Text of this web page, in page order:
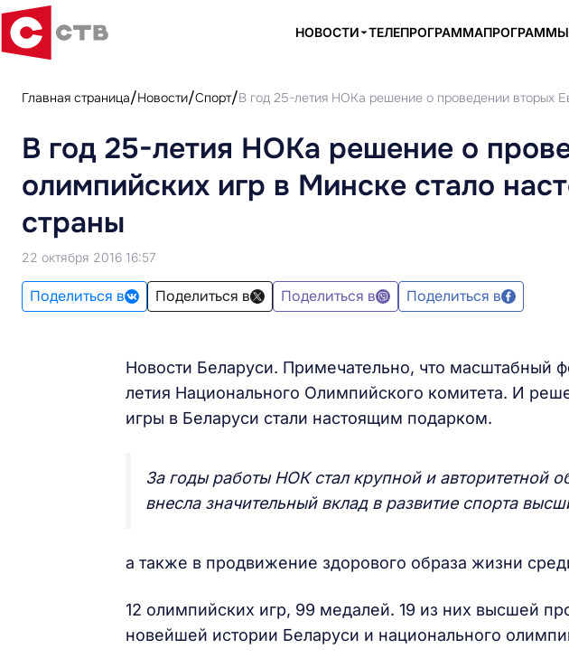
НОВОСТИ ТЕЛЕПРОГРАММАПРОГРАММЫ
Главная страница Новости Спорт В год 25-летия НОКа решение о проведении вторых
В год 25-летия НОКа решение о
олимпийских игр в Минске стало
страны
22 октября 2016 16:57
Поделиться в Поделиться в Поделиться в Поделиться в
Новости Беларуси. Примечательно, что масштабный
летия Национального Олимпийского комитета. И
игры в Беларуси стали настоящим подарком.
За годы работы НОК стал крупной и авторитетной
внесла значительный вклад в развитие спорта
а также в продвижение здорового образа жизни
12 олимпийских игр, 99 медалей. 19 из них высшей
новейшей истории Беларуси и национального